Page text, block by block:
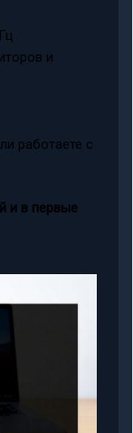
и
работаете с
и в первые